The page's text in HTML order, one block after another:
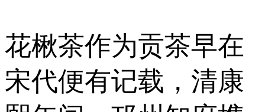
花楸茶作为贡茶早在
宋代便有记载，清康